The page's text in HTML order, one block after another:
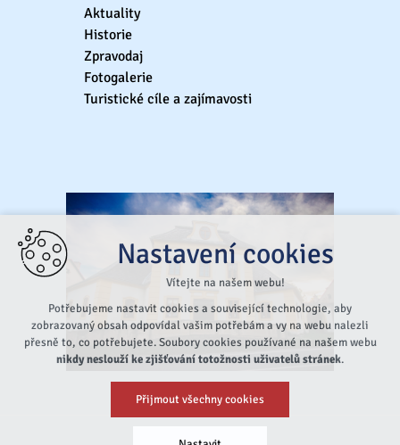
Aktuality
Historie
Zpravodaj
Fotogalerie
Turistické cíle a zajímavosti
Nastavení cookies
Vítejte na našem webu!
Potřebujeme nastavit cookies a související technologie, aby
zobrazovaný obsah odpovídal vašim potřebám a vy na webu nalezli
přesně to, co potřebujete. Soubory cookies používané na našem webu
nikdy neslouží ke zjišťování totožnosti uživatelů stránek.
Přijmout všechny cookies